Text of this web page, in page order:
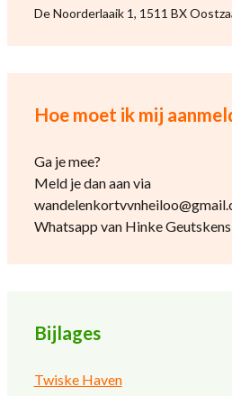
De Noorderlaaik 1, 1511 BX
Hoe moet ik mij
Ga je mee?
Meld je dan aan via
Whatsapp van Hinke
Bijlages
Twiske Haven